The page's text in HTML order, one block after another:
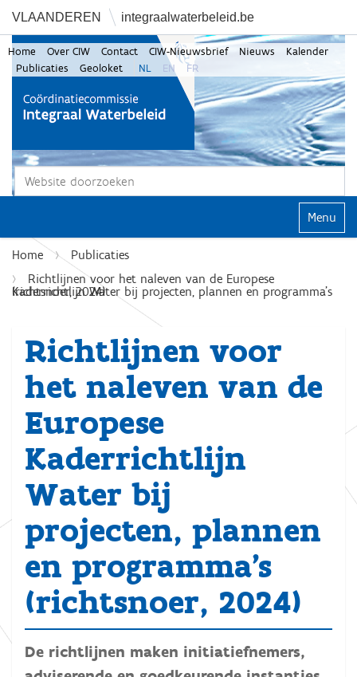
VLAANDEREN integraalwaterbeleid.be
Zoek
Home Over CIW Contact CIW-Nieuwsbrief Nieuws
Kalender
Publicaties
Geoloket NL EN FR
Klap
Home
Publicaties
Richtlijnen voor het naleven van de Europese
Kaderrichtlijn Water bij projecten, plannen en programma’s (richtsnoer, 2024)
Richtlijnen voor
het naleven van de
Europese
Kaderrichtlijn
Water bij
projecten, plannen
en programma’s
(richtsnoer, 2024)
De richtlijnen maken initiatiefnemers,